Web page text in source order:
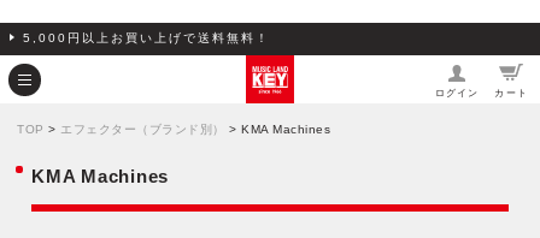
5,000円以上お買い上げで送料無料！
ログイン カート
TOP > エフェクター（ブランド別） > KMA Machines
KMA Machines